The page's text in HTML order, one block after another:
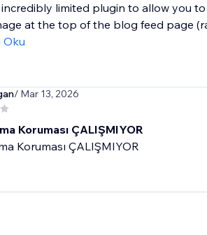
incredibly limited plugin to allow you
at the top of the blog feed page
Oku
/ Mar 13, 2026
Koruması ÇALIŞMIYOR
Koruması ÇALIŞMIYOR